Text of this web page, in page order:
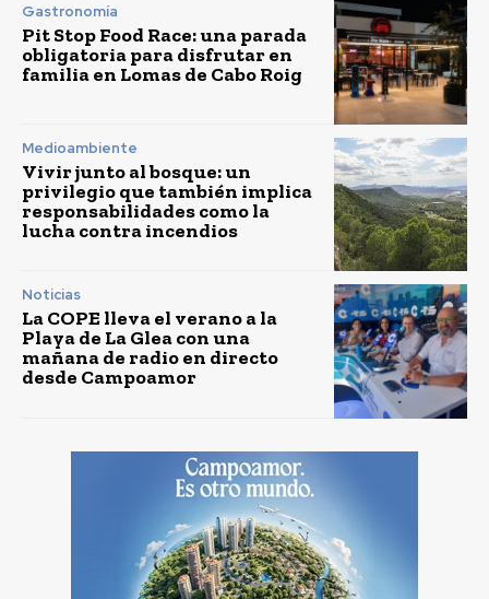
Gastronomía
Pit Stop Food Race: una parada
obligatoria para disfrutar en
familia en Lomas de Cabo Roig
Medioambiente
Vivir junto al bosque: un
privilegio que también implica
responsabilidades como la
lucha contra incendios
Noticias
La COPE lleva el verano a la
Playa de La Glea con una
mañana de radio en directo
desde Campoamor